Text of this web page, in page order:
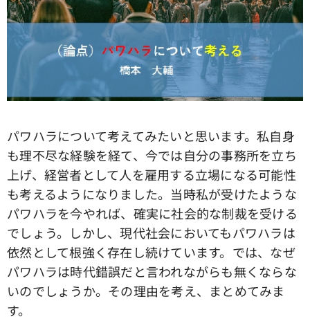
パワハラについて考えてみたいと思います。私自身
も理不尽な経験を経て、今では自分の事務所を立ち
上げ、経営者として人を雇用する立場になる可能性
も考えるようになりました。当時私が受けたような
パワハラを今やれば、確実に社会的な制裁を受ける
でしょう。しかし、現代社会においてもパワハラは
依然として根強く存在し続けています。では、なぜ
パワハラは時代錯誤だと言われながらも無くならな
いのでしょうか。その理由を考え、まとめてみま
す。